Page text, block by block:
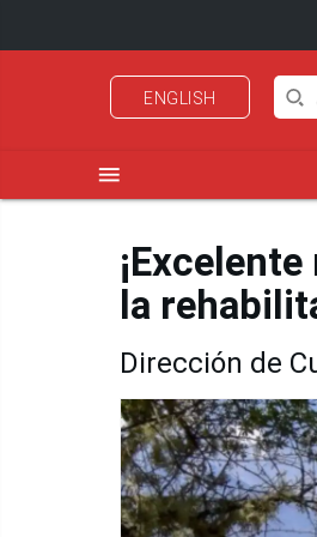
ENGLISH
menu
la
Dirección de